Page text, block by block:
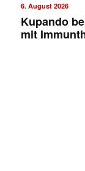
6. August 2026
Kupando
mit